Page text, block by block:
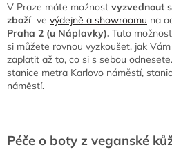
V Praze máte možnost vyzvednout
zboží ve výdejně a showroomu na
Praha 2 (u Náplavky). Tuto
si můžete rovnou vyzkoušet, jak
zaplatit až to, co si s sebou
stanice metra Karlovo náměstí,
náměstí.
Péče o boty z veganské